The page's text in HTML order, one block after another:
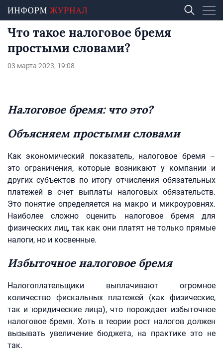
Что такое налоговое бремя
простыми словами?
03 марта 2023, 19:08
Налоговое бремя: что это?
Объясняем простыми словами
Как экономический показатель, налоговое бремя –
это ограничения, которые возникают у компании и
других субъектов по итогу отчисления обязательных
платежей в счет выплаты налоговых обязательств.
Это понятие определяется на макро и микроуровнях.
Наиболее сложно оценить налоговое бремя для
физических лиц, так как они платят не только прямые
налоги, но и косвенные.
Избыточное налоговое бремя
Налогоплательщики выплачивают огромное
количество фискальных платежей (как физические,
так и юридические лица), что порождает избыточное
налоговое бремя. Хоть в теории рост налогов должен
вызывать увеличение бюджета, на практике это не
так.